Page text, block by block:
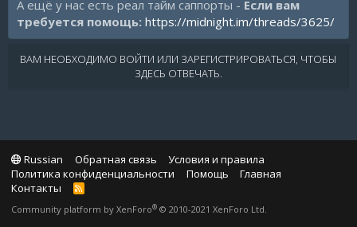
А ещё у нас есть реал тайм саппорты - Если вам
требуется помощь: https://midnight.im/threads/3625/
ВАМ НЕОБХОДИМО ВОЙТИ ИЛИ ЗАРЕГИСТРИРОВАТЬСЯ, ЧТОБЫ
ЗДЕСЬ ОТВЕЧАТЬ.
Russian Обратная связь
Условия и правила
Политика конфиденциальности
Помощь
Главная
Контакты
R
S
Community platform by XenForo® © 2010-2021 XenForo Ltd.